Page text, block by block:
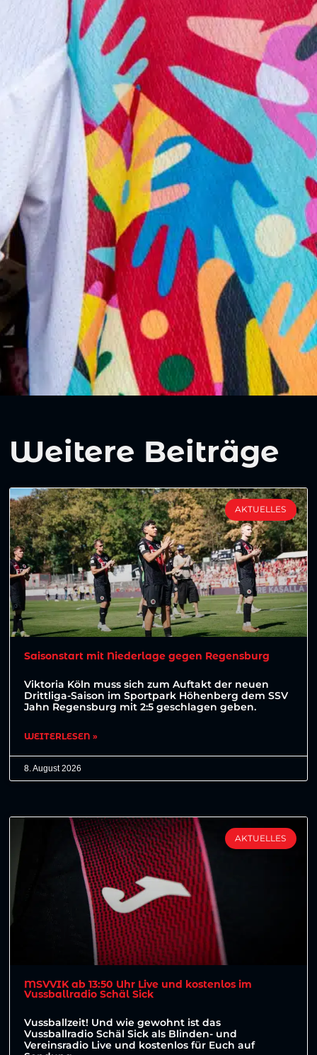
Weitere Beiträge
AKTUELLES
Saisonstart mit Niederlage gegen Regensburg
Viktoria Köln muss sich zum Auftakt der neuen
Drittliga-Saison im Sportpark Höhenberg dem SSV
Jahn Regensburg mit 2:5 geschlagen geben.
WEITERLESEN »
8. August 2026
AKTUELLES
MSVVIK ab 13:50 Uhr Live und kostenlos im
Vussballradio Schäl Sick
Vussballzeit! Und wie gewohnt ist das
Vussballradio Schäl Sick als Blinden- und
Vereinsradio Live und kostenlos für Euch auf